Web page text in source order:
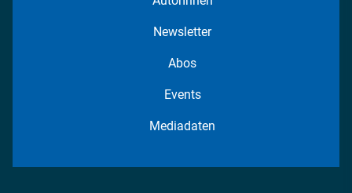
Newsletter
Abos
Events
Mediadaten